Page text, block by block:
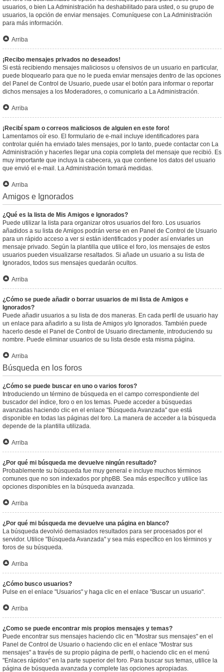
usuarios, o bien La Administración ha deshabilitado para usted, o su grupo de
usuarios, la opción de enviar mensajes. Comuníquese con La Administración
para más información.
Arriba
¡Recibo mensajes privados no deseados!
Si está recibiendo mensajes maliciosos u ofensivos de un usuario en particular,
puede bloquearlo para que no le pueda enviar mensajes dentro de las opciones
del Panel de Control de Usuario, puede usar el botón para informar o reportar
dichos mensajes a los Moderadores, o comunicarlo a La Administración.
Arriba
¡Recibí spam o correos maliciosos de alguien en este foro!
Lamentamos oír eso. El formulario de e-mail incluye identificadores para
controlar quién ha enviado tales mensajes, por lo tanto, puede contactar con La
Administración y hacerles llegar una copia completa del mensaje que recibió. Es
muy importante que incluya la cabecera, ya que contiene los datos del usuario
que envió el e-mail. La Administración tomará medidas.
Arriba
Amigos e Ignorados
¿Qué es la lista de Mis Amigos e Ignorados?
Puede utilizar la lista para organizar otros usuarios del foro. Los usuarios
añadidos a su lista de Amigos podrán verse en en Panel de Control de Usuario
para un rápido acceso a ver si están identificados y poder así enviarles un
mensaje privado. Según la plantilla que utilice el foro, los mensajes de estos
usuarios pueden visualizarse resaltados. Si añade un usuario a su lista de
Ignorados, todos sus mensajes quedarán ocultos.
Arriba
¿Cómo se puede añadir o borrar usuarios de mi lista de Amigos e
Ignorados?
Puede añadir usuarios a su lista de dos maneras. En cada perfil de usuario hay
un enlace para añadirlo a su lista de Amigos y/o Ignorados. También puede
hacerlo desde el Panel de Control de Usuario directamente, introduciendo su
nombre. Puede eliminar usuarios de su lista desde esta misma página.
Arriba
Búsqueda en los foros
¿Cómo se puede buscar en uno o varios foros?
Introduciendo un término de búsqueda en el campo correspondiente del
buscador del índice, foro o en los temas. Puede acceder a búsquedas
avanzadas haciendo clic en el enlace "Búsqueda Avanzada" que está
disponible en todas las páginas del foro. La manera de acceder a la búsqueda
depende de la plantilla utilizada.
Arriba
¿Por qué mi búsqueda me devuelve ningún resultado?
Probablemente su búsqueda fue muy general e incluye muchos términos
comunes que no son indexados por phpBB. Sea más específico y utilice las
opciones disponibles en la búsqueda avanzada.
Arriba
¿Por qué mi búsqueda me devuelve una página en blanco?
La búsqueda devolvió demasiados resultados para ser procesados por el
servidor. Utilice "Búsqueda Avanzada" y sea más específico en los términos y
foros de su búsqueda.
Arriba
¿Cómo busco usuarios?
Pulse en el enlace "Usuarios" y haga clic en el enlace "Buscar un usuario".
Arriba
¿Como se puede encontrar mis propios mensajes y temas?
Puede encontrar sus mensajes haciendo clic en "Mostrar sus mensajes" en el
Panel de Control de Usuario o haciendo clic en el enlace "Mostrar sus
mensajes" a través de su propio página de perfil, o haciendo clic en el menú
"Enlaces rápidos" en la parte superior del foro. Para buscar sus temas, utilice la
página de búsqueda avanzada y complete las opciones apropiadas.